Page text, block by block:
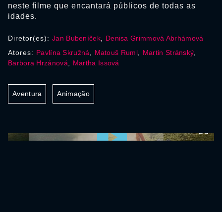
neste filme que encantará públicos de todas as
idades.
Diretor(es): Jan Bubeníček, Denisa Grimmová Abrhámová
Atores: Pavlína Skružná Matouš Ruml, Martin Stránský
Barbora Hrzánová
Martha Issová
Aventura Animação